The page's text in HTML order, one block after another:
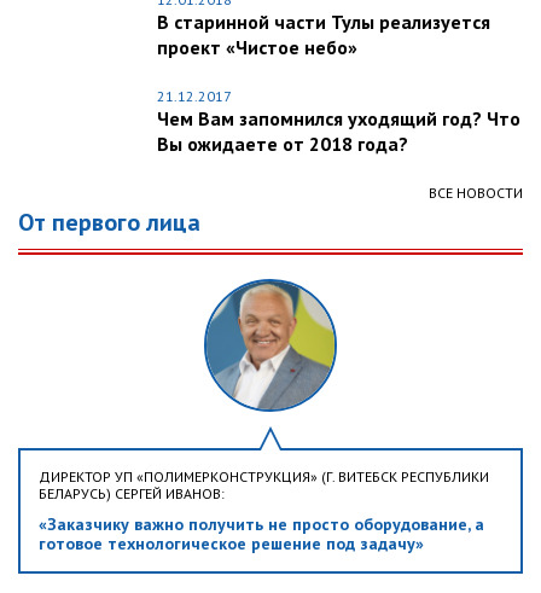
В старинной части Тулы реализуется
проект «Чистое небо»
21.12.2017
Чем Вам запомнился уходящий год? Что
Вы ожидаете от 2018 года?
ВСЕ НОВОСТИ
От первого лица
ДИРЕКТОР УП «ПОЛИМЕРКОНСТРУКЦИЯ» (Г. ВИТЕБСК РЕСПУБЛИКИ
БЕЛАРУСЬ) СЕРГЕЙ ИВАНОВ:
«Заказчику важно получить не просто оборудование, а
готовое технологическое решение под задачу»